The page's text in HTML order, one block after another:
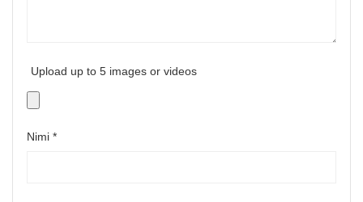
Upload up to 5 images or videos
Nimi *